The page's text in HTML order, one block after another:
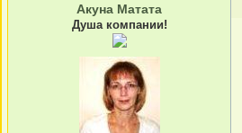
Акуна Матата
Душа компании!